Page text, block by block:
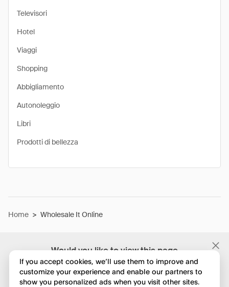
Would you like to view this page
in English?
Televisori
Hotel
Viaggi
Shopping
Abbigliamento
Autonoleggio
Libri
Prodotti di bellezza
Home > Wholesale It Online
If you accept cookies, we’ll use them to improve and
customize your experience and enable our partners to
show you personalized ads when you visit other sites.